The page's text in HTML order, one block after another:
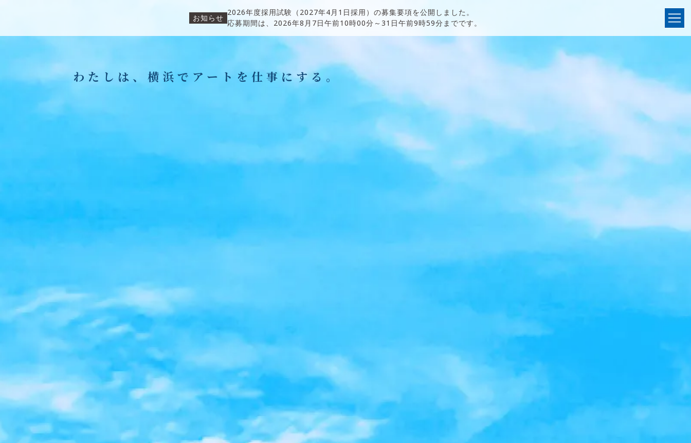
お知らせ
2026年度採用試験（2027年4月1日採用）の募集要項を公開しました。
応募期間は、2026年8月7日午前10時00分～31日午前9時59分までです。
わたしは、 横浜でアートを仕事にする。